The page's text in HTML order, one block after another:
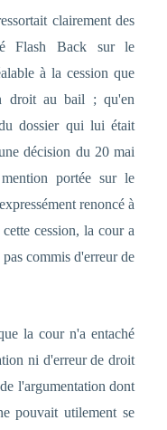
clairement des
Flash Back sur le
à la cession que
droit au bail ; qu'en
dossier qui lui était
décision du 20 mai
portée sur le
renoncé à
cession, la cour a
commis d'erreur de
la cour n'a entaché
ni d'erreur de droit
l'argumentation dont
pouvait utilement se